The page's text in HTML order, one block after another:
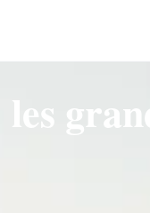
les